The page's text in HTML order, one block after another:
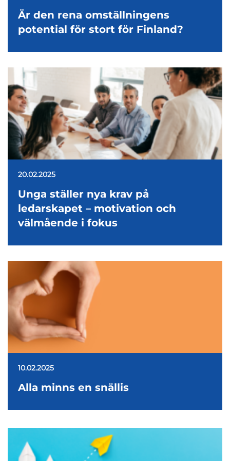
Är den rena omställningens
potential för stort för Finland?
20.02.2025
Unga ställer nya krav på
ledarskapet – motivation och
välmående i fokus
10.02.2025
Alla minns en snällis